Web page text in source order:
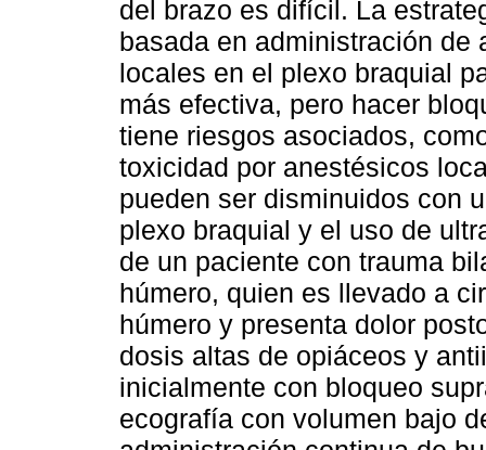
del brazo es difícil. La
basada en administración de
locales en el plexo braquial
más efectiva, pero hacer
tiene riesgos asociados,
toxicidad por anestésicos
pueden ser disminuidos con
plexo braquial y el uso de
de un paciente con trauma
húmero, quien es llevado a
húmero y presenta dolor
dosis altas de opiáceos y
inicialmente con bloqueo
ecografía con volumen bajo